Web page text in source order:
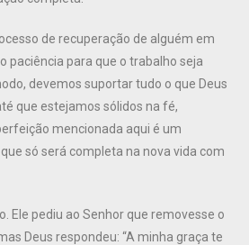
de recuperação de alguém em
paciência para que o trabalho seja
devemos suportar tudo o que Deus
que estejamos sólidos na fé,
mencionada aqui é um
só será completa na nova vida com
Ele pediu ao Senhor que removesse o
Deus respondeu: “A minha graça te